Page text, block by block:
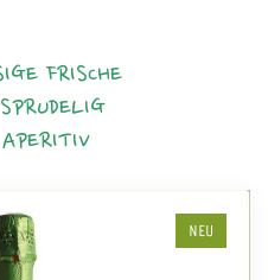
FRISCHE
SPRUDELIG
NEU